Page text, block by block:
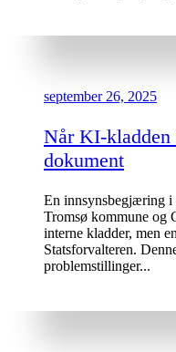
september 26, 2025
Når KI-
dokument
En innsynsbegjæring i
Tromsø kommune og
interne kladder, men
Statsforvalteren.
problemstillinger...